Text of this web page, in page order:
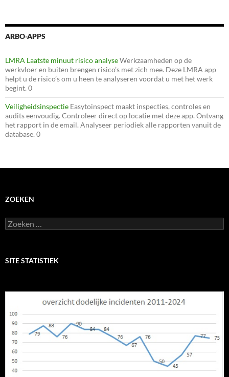
ARBO-APPS
LMRA Laatste minuut risico analyseWerkzaamheden op de
werkvloer en buiten brengen risico’s met zich mee. Deze LMRA app
helpt u de risico’s om u heen te analyseren voordat u met het werk
begint. 0
Veiligheidsinspectie Easytoinspect maakt inspecties, controles en
audits eenvoudig. Controleer direct op locatie met deze app. Ontvang
het rapport in de email. Analyseer periodiek alle rapporten vanuit de
database. 0
ZOEKEN
Zoeken
naar:
SITE STATISTIEK